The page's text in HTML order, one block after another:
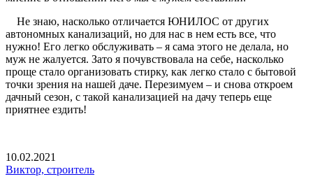
Не знаю, насколько отличается ЮНИЛОС от других
автономных канализаций, но для нас в нем есть все, что
нужно! Его легко обслуживать – я сама этого не делала, но
муж не жалуется. Зато я почувствовала на себе, насколько
проще стало организовать стирку, как легко стало с бытовой
точки зрения на нашей даче. Перезимуем – и снова откроем
дачный сезон, с такой канализацией на дачу теперь еще
приятнее ездить!
10.02.2021
Виктор, строитель